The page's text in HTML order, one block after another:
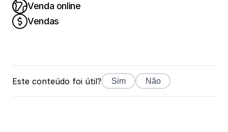
Venda online
Vendas
Este conteúdo foi útil? Sim Não